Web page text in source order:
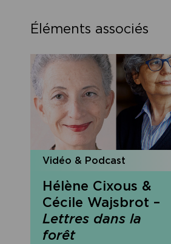
Éléments associés
Vidéo & Podcast
Hélène Cixous &
Cécile Wajsbrot –
Lettres dans la
forêt